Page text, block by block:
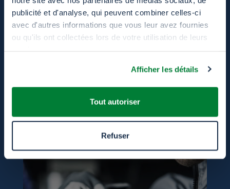
publicité et d'analyse, qui peuvent combiner celles-ci
avec d'autres informations que vous leur avez fournies
ou qu'ils ont collectées lors de votre utilisation de leurs
Afficher les détails
Tout autoriser
Refuser